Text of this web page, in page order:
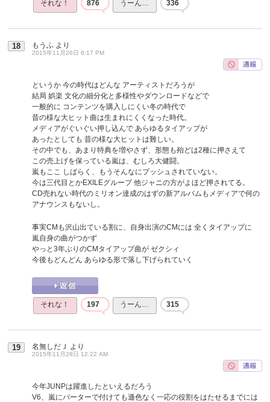
それな！ 876 うーん… 336
18 もうふ より
2015年11月26日 6:17 PM
というか 今の時代はどんな アーティストだろうが
結局 娯楽 文化の細分化と多様性やダウンロードなどで
一般的に コンテンツを購入しにくい冬の時代で
昔の様な大ヒット曲は生まれにくくなった時代。
メディアがぐいぐい押し込んで あらゆるタイアップが
あったとしても 昔の様な大ヒットは難しい。
その中でも、あまり特典を増やさず、形態も殆どは2種に押さえて
この売上げを保っている嵐は、むしろ大健闘。
嵐もここ しばらく、もうそんなにプッシュされていない。
今は三代目とかEXILEグループ 他ジャニの方がよほど押されてる。
CD売れない時代のミリオン達成のはずの新アルバムもメディアで何の
アナウンスもないし。
事実CMも沢山出ている割に、自身出演のCMには 全くタイアップに
嵐自身の曲がつかず
やっと3年ぶりのCMタイアップ曲が ゼクシィ
今後もどんどん あらゆる形で落し下げられていく
それな！ 197 うーん… 315
19 名無しだＪ より
2015年11月28日 12:22 AM
今年JUNPは躍進したといえるだろう
V6、嵐にバーターで付けても遜色なく一応の役割をはたせるまでには